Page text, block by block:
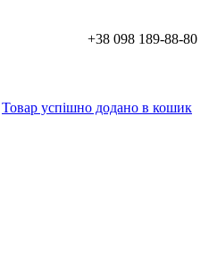
+38 098 189-88-80
Товар успішно додано в кошик